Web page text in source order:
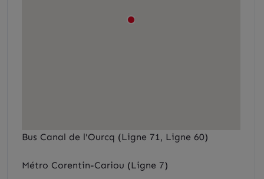
Bus Canal de l'Ourcq (Ligne 71, Ligne 60)
Métro Corentin-Cariou (Ligne 7)